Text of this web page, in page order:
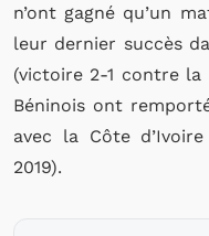
n’ont gagné qu’un
leur dernier succès
(victoire 2-1 contre
Béninois ont
avec la Côte
2019).